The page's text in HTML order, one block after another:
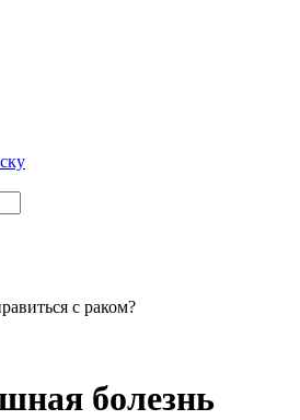
с раком?
болезнь